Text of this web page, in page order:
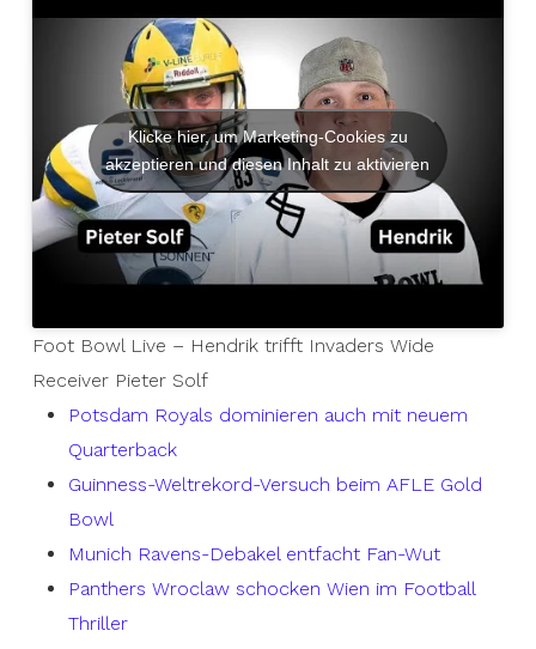
Klicke hier, um Marketing-Cookies zu
akzeptieren und diesen Inhalt zu aktivieren
Foot Bowl Live – Hendrik trifft Invaders Wide
Receiver Pieter Solf
Potsdam Royals dominieren auch mit neuem
Quarterback
Guinness-Weltrekord-Versuch beim AFLE Gold
Bowl
Munich Ravens-Debakel entfacht Fan-Wut
Panthers Wroclaw schocken Wien im Football
Thriller